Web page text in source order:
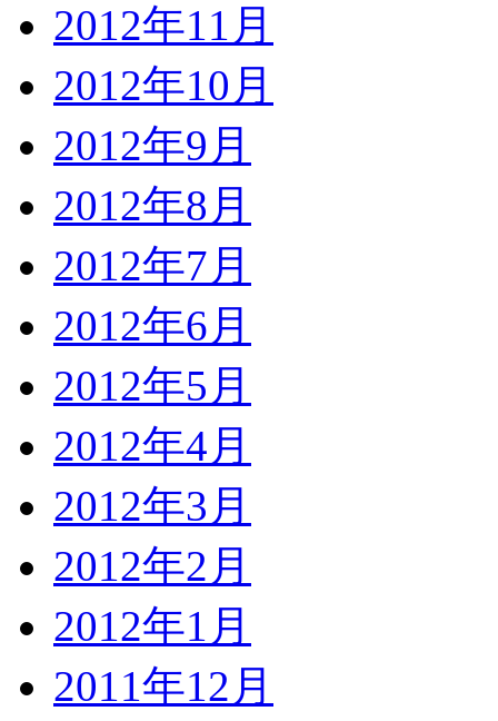
2012年11月
2012年10月
2012年9月
2012年8月
2012年7月
2012年6月
2012年5月
2012年4月
2012年3月
2012年2月
2012年1月
2011年12月